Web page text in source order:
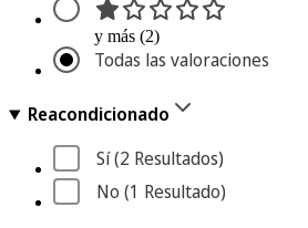
y más (2)
Todas las valoraciones
Reacondicionado
Sí (2 Resultados)
No (1 Resultado)